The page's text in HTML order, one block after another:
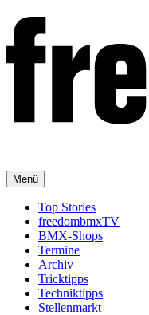
Menü
Top Stories
freedombmxTV
BMX-Shops
Termine
Archiv
Tricktipps
Techniktipps
Stellenmarkt